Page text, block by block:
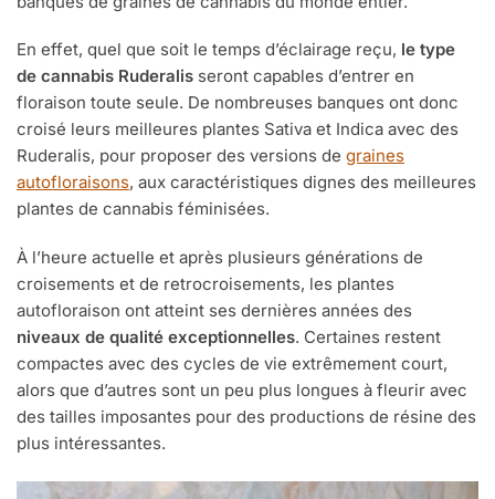
En effet, quel que soit le temps d’éclairage reçu, le type
de cannabis Ruderalis seront capables d’entrer en
floraison toute seule. De nombreuses banques ont donc
croisé leurs meilleures plantes Sativa et Indica avec des
Ruderalis, pour proposer des versions de graines
autofloraisons, aux caractéristiques dignes des meilleures
plantes de cannabis féminisées.
À l’heure actuelle et après plusieurs générations de
croisements et de retrocroisements, les plantes
autofloraison ont atteint ses dernières années des
niveaux de qualité exceptionnelles. Certaines restent
compactes avec des cycles de vie extrêmement court,
alors que d’autres sont un peu plus longues à fleurir avec
des tailles imposantes pour des productions de résine des
plus intéressantes.